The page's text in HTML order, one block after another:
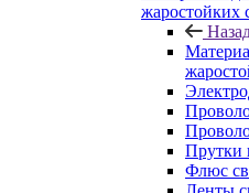
жаростойких
Прутки
Флюс